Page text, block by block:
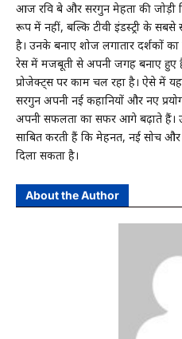
आज रवि दुबे और सरगुन मेहता की
रूप में नहीं, बल्कि टीवी इंडस्ट्री के सबसे
है। उनके बनाए शोज लगातार दर्शकों
रेस में मजबूती से अपनी जगह बनाए
प्रोजेक्ट्स पर काम चल रहा है। ऐसे में
सरगुन अपनी नई कहानियों और नए
अपनी सफलता का सफर आगे बढ़ाते हैं।
साबित करती हैं कि मेहनत, नई सोच
दिला सकता है।
About the Author